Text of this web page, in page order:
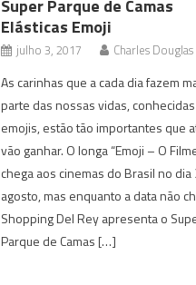
Super Parque de Camas
Elásticas Emoji
julho 3, 2017 Charles Douglas
As carinhas que a cada dia fazem
parte das nossas vidas,
emojis, estão tão importantes que
vão ganhar. O longa “Emoji – O
chega aos cinemas do Brasil no dia
agosto, mas enquanto a data não
Shopping Del Rey apresenta o
Parque de Camas […]